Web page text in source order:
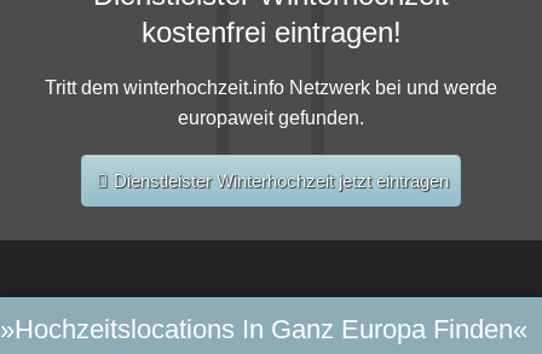
kostenfrei eintragen!
Tritt dem winterhochzeit.info Netzwerk bei und werde
europaweit gefunden.
Dienstleister Winterhochzeit jetzt eintragen
»Hochzeitslocations In Ganz Europa Finden«